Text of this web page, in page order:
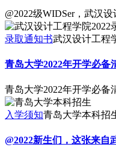
@2022级WIDSer，武汉
录取通知书武汉设计工程
青岛大学2022年开学必备
青岛大学2022年开学必备
入学须知青岛大学本科招
@2022新生们，这张来自